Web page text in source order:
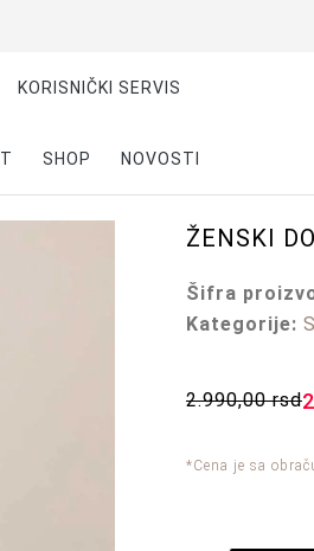
KORISNIČKI SERVIS
SHOP NOVOSTI
ŽENSKI
Šifra
Kategorije:
2.990,00rsd
*Cena je sa